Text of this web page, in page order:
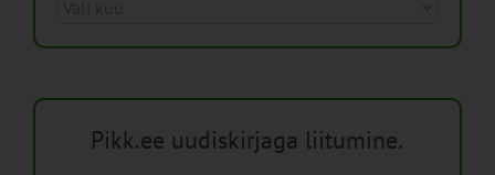
Pikk.ee uudiskirjaga liitumine.